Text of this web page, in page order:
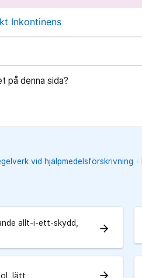
Inkontinens
på denna sida?
vid hjälpmedelsförskrivning
allt-i-ett-skydd,
arrow_forward
lätt